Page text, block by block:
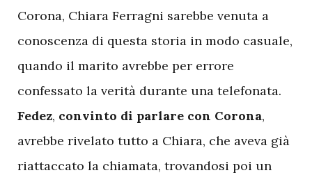
Corona, Chiara Ferragni sarebbe venuta a
conoscenza di questa storia in modo casuale,
quando il marito avrebbe per errore
confessato la verità durante una telefonata.
Fedez, convinto di parlare con Corona,
avrebbe rivelato tutto a Chiara, che aveva già
riattaccato la chiamata, trovandosi poi un